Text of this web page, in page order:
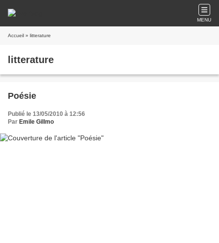
MENU
Accueil » litterature
litterature
Poésie
Publié le 13/05/2010 à 12:56
Par Emile Gillmo